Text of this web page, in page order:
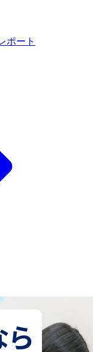
ポート